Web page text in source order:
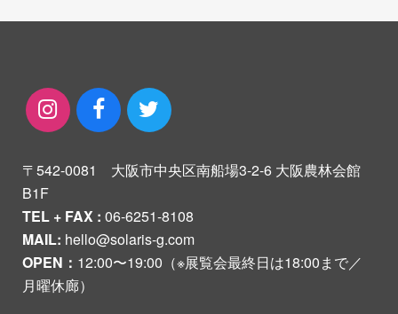
〒542-0081 大阪市中央区南船場3-2-6 大阪農林会館
B1F
TEL + FAX : 06-6251-8108
MAIL: hello@solaris-g.com
OPEN： 12:00〜19:00（※展覧会最終日は18:00まで／
月曜休廊）